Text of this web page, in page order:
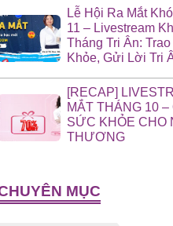
Lễ Hội Ra Mắt
11 – Livestream
Tháng Tri Ân:
Khỏe, Gửi Lời Tri
[RECAP]
MẮT THÁNG 10
SỨC KHỎE CHO
THƯƠNG
MỤC